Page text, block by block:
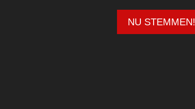
NU STEMMEN!